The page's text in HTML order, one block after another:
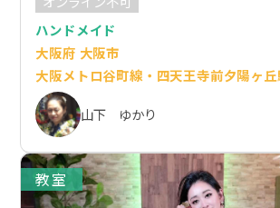
ハンドメイド
大阪府 大阪市
大阪メトロ谷町線・四天王寺前夕陽ヶ丘
山下 ゆかり
教室